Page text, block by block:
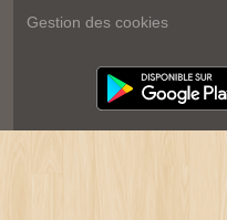
Gestion des cookies